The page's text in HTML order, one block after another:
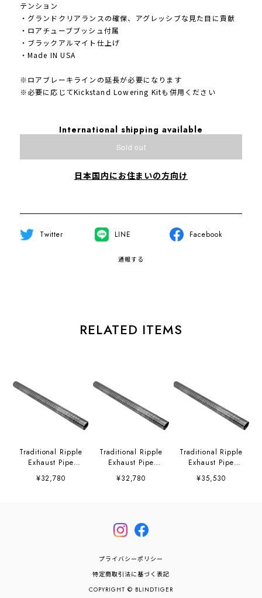
テンション
・グランドクリアランスの確保、アグレッシブな見た目に貢献
・ロアチューブブッシュ付属
・ブラックアルマイト仕上げ
・Made IN USA
※ロアブレーキラインの延長が必要になります
※必要に応じてKickstand Lowering Kitも併用ください
International shipping available
Sold out
日本国内にお住まいの方向け
Twitter LINE Facebook
通報する
RELATED ITEMS
Traditional Ripple
Exhaust Pipe
"2"Mild Steel"
¥32,780
Traditional Ripple
Exhaust Pipe
"1−3/4"Stainless
Steel"
¥32,780
Traditional Ripple
Exhaust Pipe
"2"Stainless
Steel"
¥35,530
プライバシーポリシー
特定商取引法に基づく表記
COPYRIGHT © BLINDTIGER